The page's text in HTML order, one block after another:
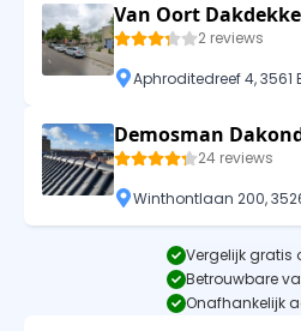
Van Oort
2 reviews
Aphroditedreef 4, 3561
Demosman
24 reviews
Winthontlaan 200,
Vergelijk gratis
Betrouwbare
Onafhankelijk